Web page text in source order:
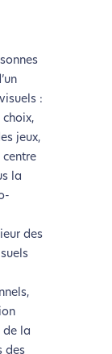
:
jeux,
centre
la
des
de la
des